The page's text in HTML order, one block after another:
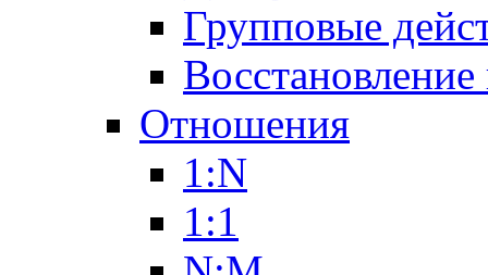
Групповые
Отношения
1:N
1:1